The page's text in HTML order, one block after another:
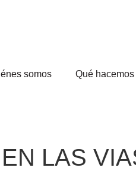
somos Qué hacemos
LAS